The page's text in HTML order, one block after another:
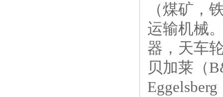
（煤矿，
运输机械
器，天车
贝加莱（